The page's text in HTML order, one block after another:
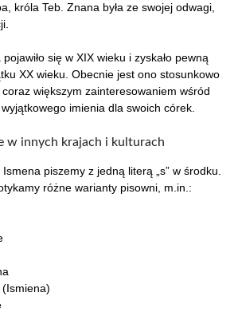
króla Teb. Znana była ze swojej odwagi,
się w XIX wieku i zyskało pewną
XX wieku. Obecnie jest ono stosunkowo
większym zainteresowaniem wśród
imienia dla swoich córek.
w innych krajach i kulturach
piszemy z jedną literą „s” w środku.
różne warianty pisowni, m.in.: